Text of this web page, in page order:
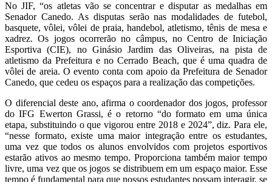
No JIF, “os atletas vão se concentrar e disputar as medalhas em
Senador Canedo. As disputas serão nas modalidades de futebol,
basquete, vôlei, vôlei de praia, handebol, atletismo, tênis de mesa e
xadrez. Os jogos ocorrerão no câmpus, no Centro de Iniciação
Esportiva (CIE), no Ginásio Jardim das Oliveiras, na pista de
atletismo da Prefeitura e no Cerrado Beach, que é uma quadra de
vôlei de areia. O evento conta com apoio da Prefeitura de Senador
Canedo, que cedeu os espaços para a realização das competições.
O diferencial deste ano, afirma o coordenador dos jogos, professor
do IFG Ewerton Grassi, é o retorno “do formato em uma única
etapa, substituindo o que vigorou entre 2018 e 2024”, diz. Para ele,
“nesse formato, existe uma maior integração entre os estudantes,
uma vez que todos os alunos envolvidos com projetos esportivos
estarão ativos ao mesmo tempo. Proporciona também maior tempo
livre, uma vez que os jogos se distribuem em um espaço maior. Esse
tempo é fundamental para que nossos estudantes possam interagir, se